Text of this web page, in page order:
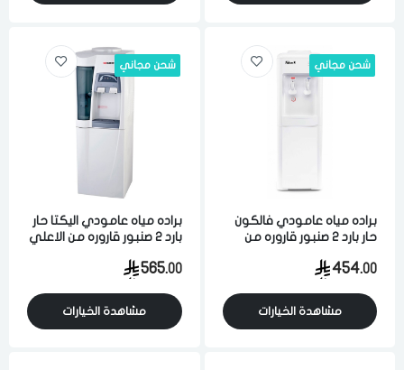
شحن مجاني
براده مياه عامودي فالكون
حار بارد 2 صنبور قاروره من
454.00
مشاهدة الخيارات
شحن مجاني
براده مياه عامودي اليكتا حار
بارد 2 صنبور قاروره من الاعلي
565.00
مشاهدة الخيارات